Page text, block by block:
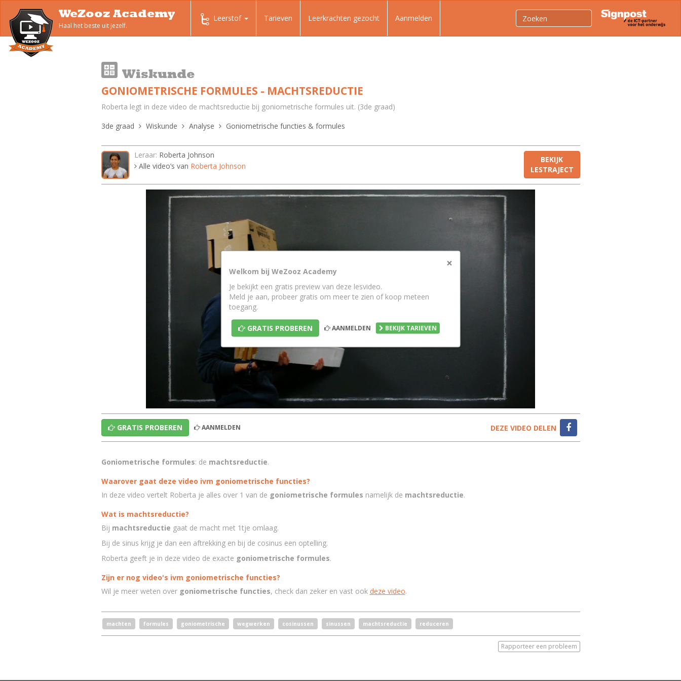
WeZooz Academy
Haal het beste uit jezelf.
Leerstof Tarieven Leerkrachten gezocht Aanmelden
Wiskunde
GONIOMETRISCHE FORMULES - MACHTSREDUCTIE
Roberta legt in deze video de machtsreductie bij goniometrische formules uit. (3de graad)
3de graad
Wiskunde Analyse Goniometrische functies & formules
Leraar: Roberta Johnson
Alle video’s van Roberta Johnson
BEKIJK
LESTRAJECT
×
Welkom bij WeZooz Academy
Je bekijkt een gratis preview van deze lesvideo.
Meld je aan, probeer gratis om meer te zien of koop meteen
toegang.
GRATIS PROBEREN AANMELDEN BEKIJK TARIEVEN
GRATIS PROBEREN AANMELDEN DEZE VIDEO DELEN
Goniometrische formules: de machtsreductie.
Waarover gaat deze video ivm goniometrische functies?
In deze video vertelt Roberta je alles over 1 van de goniometrische formules namelijk de machtsreductie.
Wat is machtsreductie?
Bij machtsreductie gaat de macht met 1tje omlaag.
Bij de sinus krijg je dan een aftrekking en bij de cosinus een optelling.
Roberta geeft je in deze video de exacte goniometrische formules.
Zijn er nog video's ivm goniometrische functies?
Wil je meer weten over goniometrische functies, check dan zeker en vast ook deze video.
machten formules goniometrische wegwerken cosinussen sinussen machtsreductie reduceren
Rapporteer een probleem